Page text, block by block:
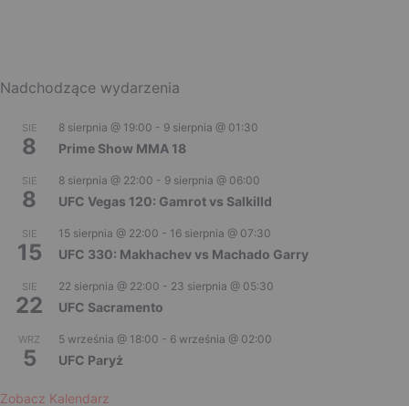
Nadchodzące wydarzenia
SIE
8
8 sierpnia @ 19:00 - 9 sierpnia @ 01:30
Prime Show MMA 18
SIE
8
8 sierpnia @ 22:00 - 9 sierpnia @ 06:00
UFC Vegas 120: Gamrot vs Salkilld
SIE
15
15 sierpnia @ 22:00 - 16 sierpnia @ 07:30
UFC 330: Makhachev vs Machado Garry
SIE
22
22 sierpnia @ 22:00 - 23 sierpnia @ 05:30
UFC Sacramento
WRZ
5
5 września @ 18:00 - 6 września @ 02:00
UFC Paryż
Zobacz Kalendarz